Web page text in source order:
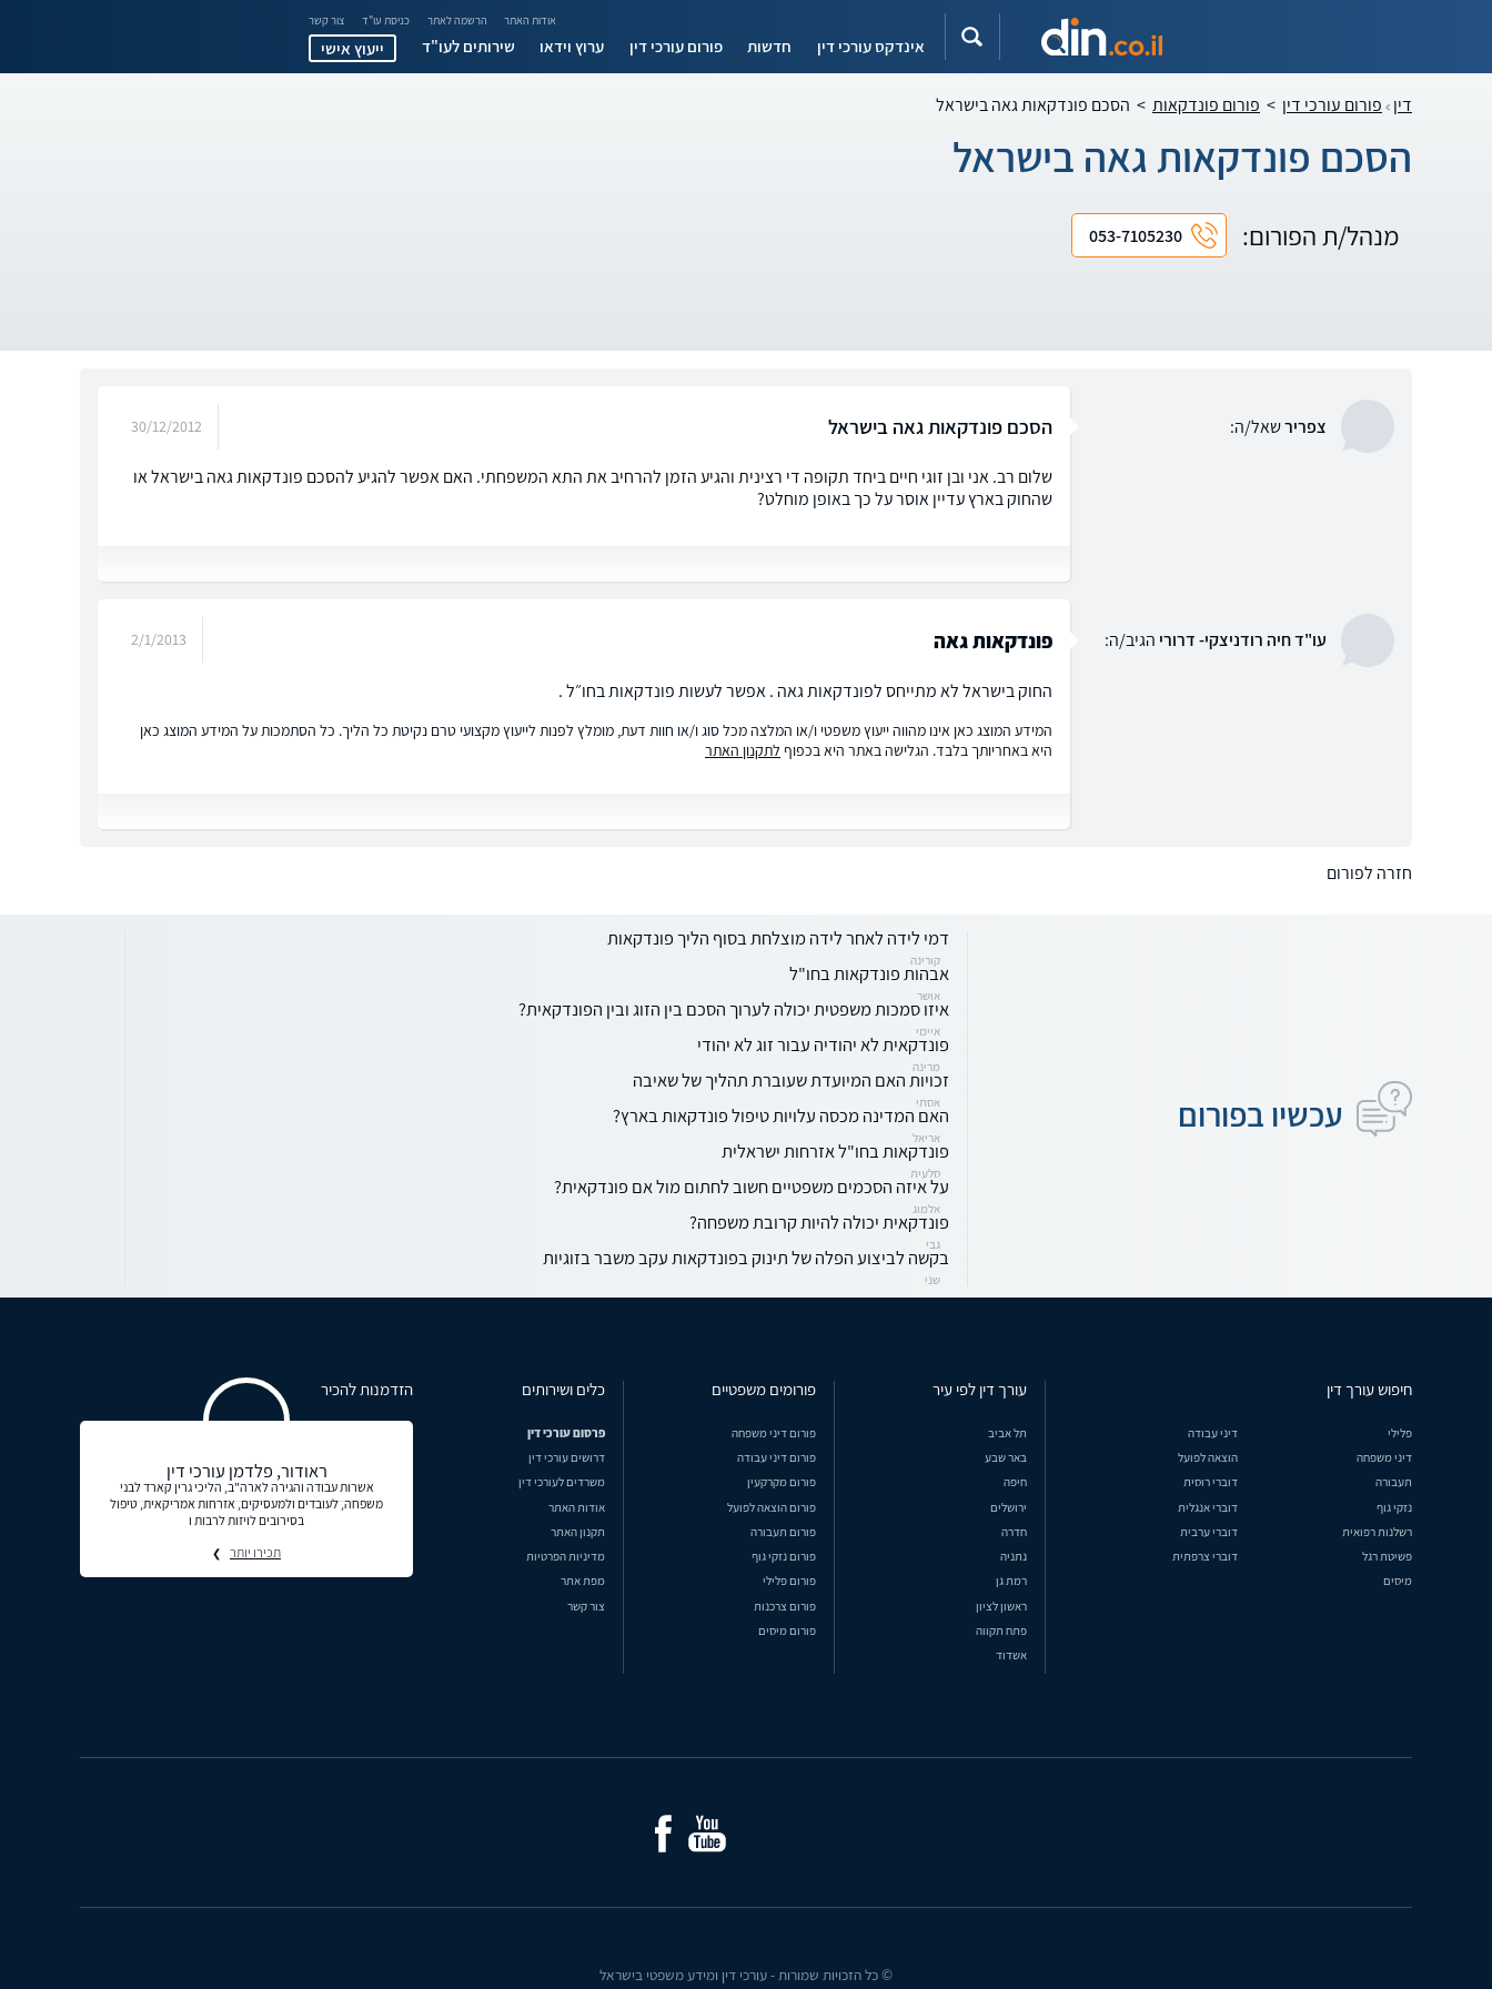
אודות האתר הרשמה לאתר כניסת עו"ד צור קשר
אינדקס עורכי דין חדשות פורום עורכי דין ערוץ וידאו שירותים לעו"ד ייעוץ אישי
דין פורום עורכי דין > פורום פונדקאות > הסכם פונדקאות גאה בישראל
הסכם פונדקאות גאה בישראל
מנהל/ת הפורום: 053-7105230
צפרירשאל/ה: הסכם פונדקאות גאה בישראל 30/12/2012
שלום רב. אני ובן זוגי חיים ביחד תקופה די רצינית והגיע הזמן להרחיב את התא המשפחתי. האם אפשר להגיע להסכם פונדקאות גאה בישראל או
שהחוק בארץ עדיין אוסר על כך באופן מוחלט?
עו"ד חיה רודניצקי- דרורי הגיב/ה: פונדקאות גאה 2/1/2013
החוק בישראל לא מתייחס לפונדקאות גאה . אפשר לעשות פונדקאות בחו״ל .
המידע המוצג כאן אינו מהווה ייעוץ משפטי ו/או המלצה מכל סוג ו/או חוות דעת, מומלץ לפנות לייעוץ מקצועי טרם נקיטת כל הליך. כל הסתמכות על המידע המוצג כאן
היא באחריותך בלבד. הגלישה באתר היא בכפוף לתקנון האתר
חזרה לפורום
עכשיו בפורום
דמי לידה לאחר לידה מוצלחת בסוף הליך פונדקאות
קורינה
אבהות פונדקאות בחו"ל
אושר
איזו סמכות משפטית יכולה לערוך הסכם בין הזוג ובין הפונדקאית?
איימי
פונדקאית לא יהודיה עבור זוג לא יהודי
מרינה
זכויות האם המיועדת שעוברת תהליך של שאיבה
אסתי
האם המדינה מכסה עלויות טיפול פונדקאות בארץ?
אריאל
פונדקאות בחו"ל אזרחות ישראלית
סלעית
על איזה הסכמים משפטיים חשוב לחתום מול אם פונדקאית?
אלמוג
פונדקאית יכולה להיות קרובת משפחה?
גבי
בקשה לביצוע הפלה של תינוק בפונדקאות עקב משבר בזוגיות
שני
חיפוש עורך דין
פלילי
דיני עבודה
דיני משפחה
הוצאה לפועל
תעבורה
דוברי רוסית
נזקי גוף
דוברי אנגלית
רשלנות רפואית
דוברי ערבית
פשיטת רגל
דוברי צרפתית
מיסים
עורך דין לפי עיר
תל אביב
באר שבע
חיפה
ירושלים
חדרה
נתניה
רמת גן
ראשון לציון
פתח תקווה
אשדוד
פורומים משפטיים
פורום דיני משפחה
פורום דיני עבודה
פורום מקרקעין
פורום הוצאה לפועל
פורום תעבורה
פורום נזקי גוף
פורום פלילי
פורום צרכנות
פורום מיסים
כלים ושירותים
פרסום עורכי דין
דרושים עורכי דין
משרדים לעורכי דין
אודות האתר
תקנון האתר
מדיניות הפרטיות
מפת אתר
צור קשר
הזדמנות להכיר
ראודור, פלדמן עורכי דין
אשרות עבודה והגירה לארה"ב, הליכי גרין קארד לבני
משפחה, לעובדים ולמעסיקים, אזרחות אמריקאית, טיפול
בסירובים לויזות לרבות ו
תכירו יותר
© כל הזכויות שמורות - עורכי דין ומידע משפטי בישראל